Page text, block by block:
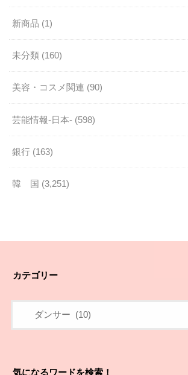
新商品 (1)
未分類 (160)
美容・コスメ関連 (90)
芸能情報-日本- (598)
銀行 (163)
韓 国 (3,251)
カテゴリー
気になるワードを検索！